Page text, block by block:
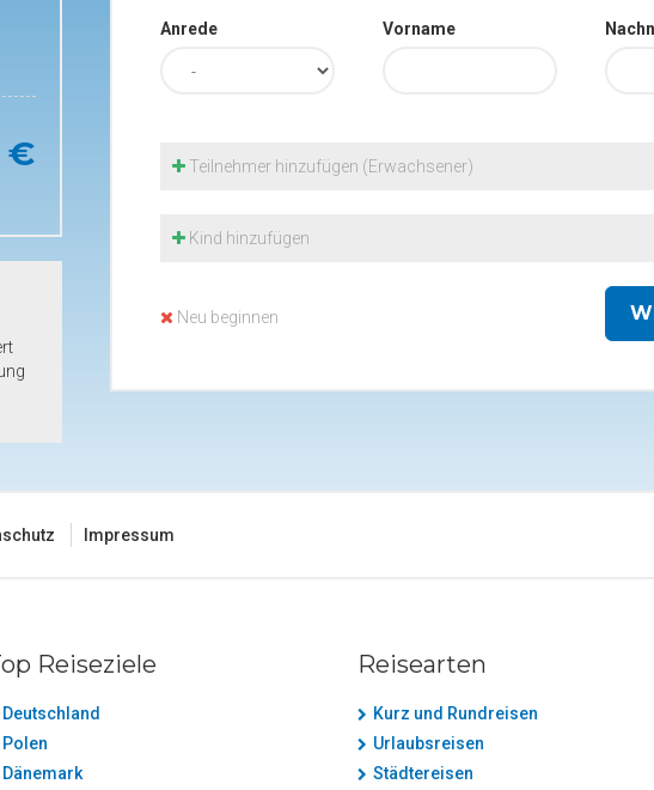
Anrede Vorname
Teilnehmer hinzufügen (Erwachsener)
Kind hinzufügen
Neu beginnen
€
Impressum
Reiseziele
Deutschland
Polen
Dänemark
Reisearten
Kurz und Rundreisen
Urlaubsreisen
Städtereisen